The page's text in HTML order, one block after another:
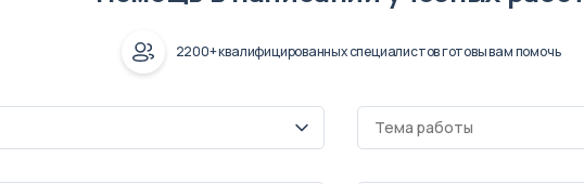
2200+ квалифицированных специалистов готовы вам помочь